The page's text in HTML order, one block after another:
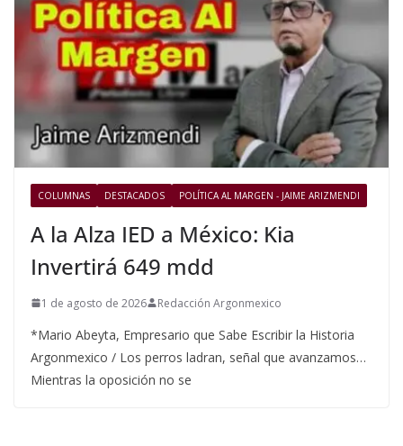
COLUMNAS DESTACADOS POLÍTICA AL MARGEN - JAIME ARIZMENDI
A la Alza IED a México: Kia
Invertirá 649 mdd
1 de agosto de 2026 Redacción Argonmexico
*Mario Abeyta, Empresario que Sabe Escribir la Historia
Argonmexico / Los perros ladran, señal que avanzamos…
Mientras la oposición no se